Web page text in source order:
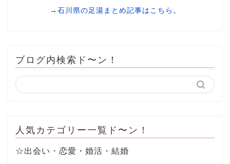
→ 石川県の足湯まとめ記事はこちら 。
ブログ内検索ド〜ン！
人気カテゴリー一覧ド〜ン！
☆出会い・恋愛・婚活・結婚